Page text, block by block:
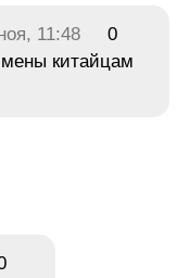
11:48
0
китайцам